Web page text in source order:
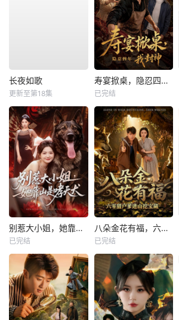
长夜如歌
更新至第18集
寿宴掀桌，隐忍四年我封神
已完结
别惹大小姐，她靠山是哮天犬
已完结
八朵金花有福，六零猎户爹进山挖宝藏
已完结